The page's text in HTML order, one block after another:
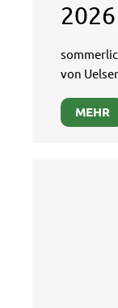
2026
von
MEHR